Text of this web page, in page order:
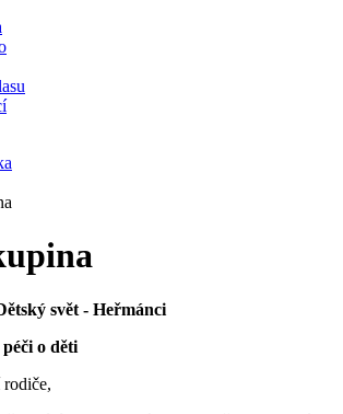
svět - Heřmánci
o děti